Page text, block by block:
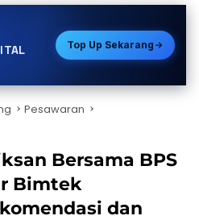
Top Up Sekarang
Pesawaran
Bersama BPS
Bimtek
dan